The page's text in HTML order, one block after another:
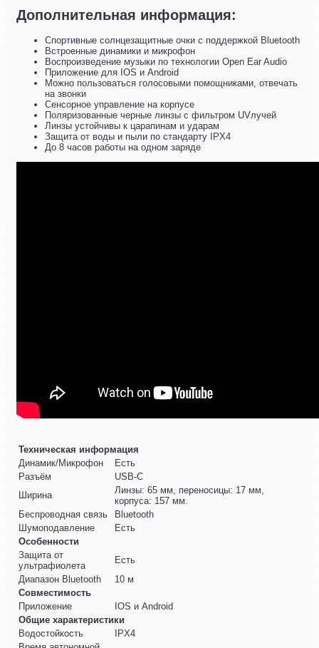
Дополнительная информация:
Спортивные солнцезащитные очки с поддержкой Bluetooth
Встроенные динамики и микрофон
Воспроизведение музыки по технологии Open Ear Audio
Приложение для IOS и Android
Можно пользоваться голосовыми помощниками, отвечать
на звонки
Сенсорное управление на корпусе
Поляризованные черные линзы с фильтром UVлучей
Линзы устойчивы к царапинам и ударам
Защита от воды и пыли по стандарту IPX4
До 8 часов работы на одном заряде
Техническая информация
Динамик/Микрофон
Есть
Разъём
USB-C
Ширина
Линзы: 65 мм, переносицы: 17 мм,
корпуса: 157 мм.
Беспроводная связь
Bluetooth
Шумоподавление
Есть
Особенности
Защита от
ультрафиолета
Есть
Диапазон Bluetooth
10 м
Совместимость
Приложение
IOS и Android
Общие характеристики
Водостойкость
IPX4